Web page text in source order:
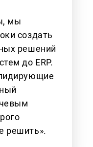
мы
создать
решений
до ERP.
решить».